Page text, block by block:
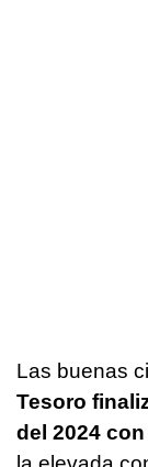
Las buenas
Tesoro
del 2024